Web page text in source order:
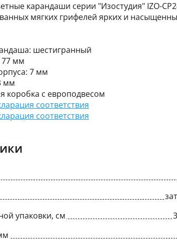
карандаши серии "Изостудия" IZO-
мягких грифелей ярких и
шестигранный
мм
7 мм
мм
коробка с европодвесом
соответствия
соответствия
упаковки, см